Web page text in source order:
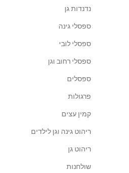
נדנדות גן
ספסלי גינה
ספסלי לובי
ספסלי רחוב וגן
ספסלים
פרגולות
קמין עצים
ריהוט גינה וגן לילדים
ריהוט גן
שולחנות